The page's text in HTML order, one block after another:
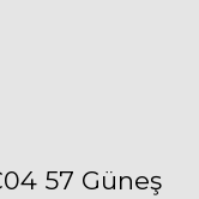
57 Güneş